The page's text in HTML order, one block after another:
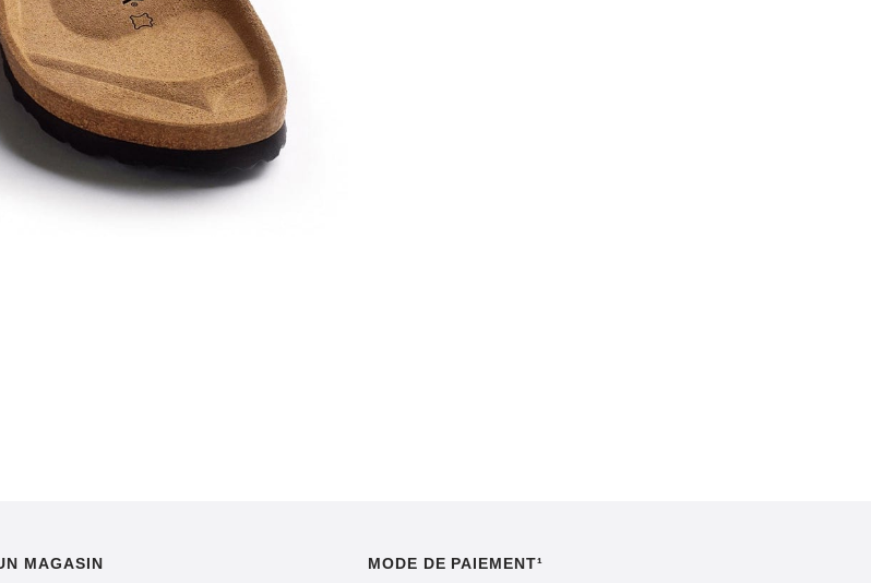
MAGASIN
MODE DE PAIEMENT¹